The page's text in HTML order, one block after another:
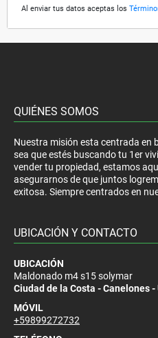
Al enviar tus datos aceptas los
QUIÉNES SOMOS
Nuestra misión esta centrada en
sea que estés buscando tu 1er
vender tu propiedad, estamos
asegurarnos de que juntos
exitosa. Siempre centrados en
UBICACIÓN Y CONTACTO
UBICACIÓN
Maldonado m4 s15 solymar
Ciudad de la Costa - Canelones -
MÓVIL
+59899272732